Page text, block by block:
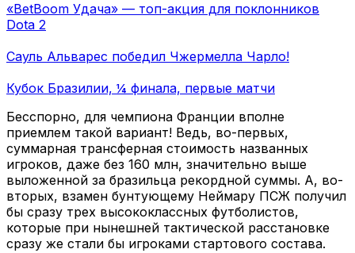
«BetBoom Удача» — топ-акция для поклонников
Dota 2
Сауль Альварес победил Чжермелла Чарло!
Кубок Бразилии, ¼ финала, первые матчи
Бесспорно, для чемпиона Франции вполне
приемлем такой вариант! Ведь, во-первых,
суммарная трансферная стоимость названных
игроков, даже без 160 млн, значительно выше
выложенной за бразильца рекордной суммы. А, во-
вторых, взамен бунтующему Неймару ПСЖ получил
бы сразу трех высококлассных футболистов,
которые при нынешней тактической расстановке
сразу же стали бы игроками стартового состава.